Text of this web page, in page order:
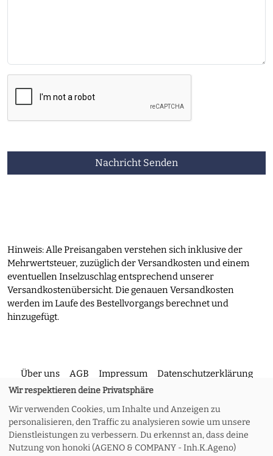
Nachricht Senden
Hinweis: Alle Preisangaben verstehen sich inklusive der
Mehrwertsteuer, zuzüglich der Versandkosten und einem
eventuellen Inselzuschlag entsprechend unserer
Versandkostenübersicht. Die genauen Versandkosten
werden im Laufe des Bestellvorgangs berechnet und
hinzugefügt.
Über uns AGB Impressum Datenschutzerklärung
Kontakt Versand und Rückgabe Widerruf
Wir respektieren deine Privatsphäre
Wir verwenden Cookies, um Inhalte und Anzeigen zu
personalisieren, den Traffic zu analysieren sowie um unsere
Dienstleistungen zu verbessern. Du erkennst an, dass deine
Nutzung von honoki (AGENO & COMPANY - Inh.K.Ageno)